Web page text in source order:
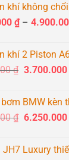
là:
1.500.000
khí không
₫ –
khí 2 Piston
₫ Giá
3.900.000
3.700.000
BMW kèn
₫ Giá
6.500.000
6.250.000
JH7 Luxury